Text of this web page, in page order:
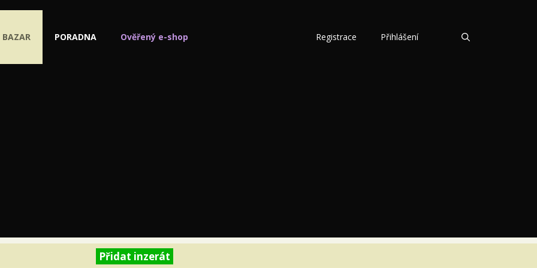
BAZAR PORADNA Ověřený e-shop Registrace Přihlášení
Přidat inzerát